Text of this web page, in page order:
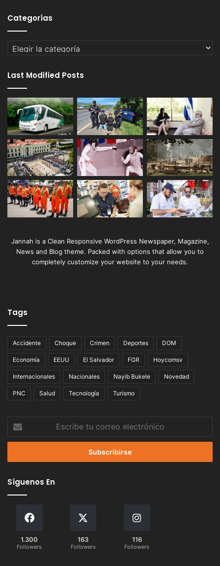
Categorías
Categorías
Last Modified Posts
Jannah is a Clean Responsive WordPress Newspaper, Magazine,
News and Blog theme. Packed with options that allow you to
completely customize your website to your needs.
Tags
Accidente Choque Crimen Deportes DOM
Economía EEUU El Salvador FGR Hoycomsv
Internacionales Nacionales Nayib Bukele Novedad
PNC Salud Tecnología Turismo
tu
correo
Síguenos En
1.300
Followers
163
Followers
116
Followers